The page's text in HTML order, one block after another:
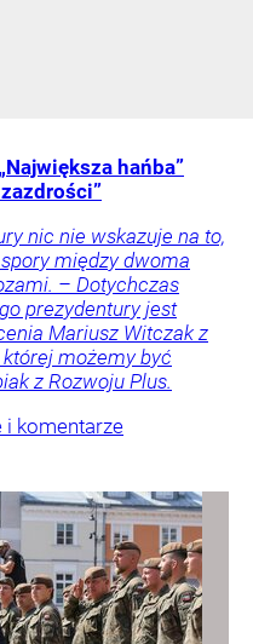
hańba”
nic nie wskazuje na to,
między dwoma
– Dotychczas
prezydentury jest
Mariusz Witczak z
której możemy być
z Rozwoju Plus.
i komentarze